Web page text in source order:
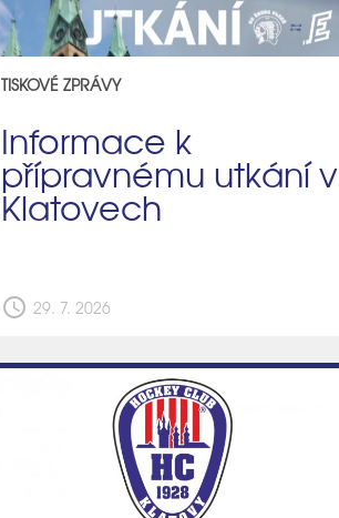
TISKOVÉ ZPRÁVY
Informace k
přípravnému utkání v
Klatovech
schedule 29. 7. 2026